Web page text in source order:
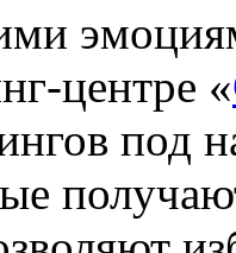
центре «
под